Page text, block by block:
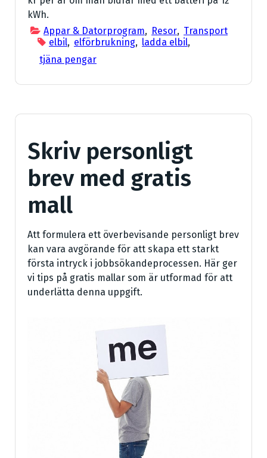
kWh.
Appar & Datorprogram, Resor, Transport
elbil, elförbrukning, ladda elbil,
tjäna pengar
Skriv personligt
brev med gratis
mall
Att formulera ett överbevisande personligt brev
kan vara avgörande för att skapa ett starkt
första intryck i jobbsökandeprocessen. Här ger
vi tips på gratis mallar som är utformad för att
underlätta denna uppgift.